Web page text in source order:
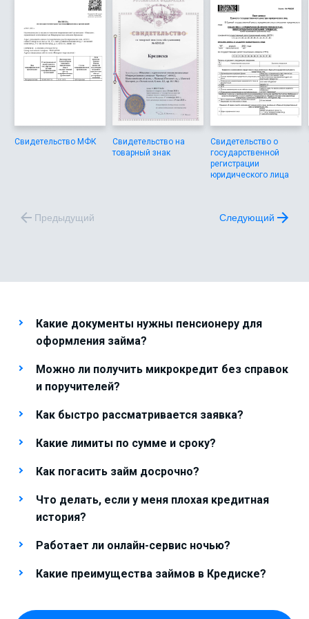
Свидетельство МФК
Свидетельство на
товарный знак
Свидетельство о
государственной
регистрации
юридического лица
Предыдущий Следующий
Какие документы нужны пенсионеру для
оформления займа?
Можно ли получить микрокредит без справок
и поручителей?
Как быстро рассматривается заявка?
Какие лимиты по сумме и сроку?
Как погасить займ досрочно?
Что делать, если у меня плохая кредитная
история?
Работает ли онлайн-сервис ночью?
Какие преимущества займов в Кредиске?